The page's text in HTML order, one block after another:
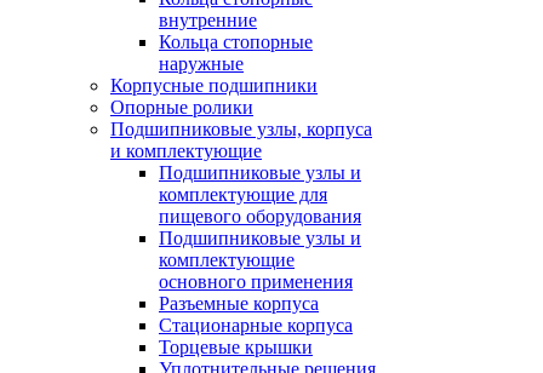
внутренние
Кольца стопорные
наружные
Корпусные подшипники
Опорные ролики
Подшипниковые узлы, корпуса
и комплектующие
Подшипниковые узлы и
комплектующие для
пищевого оборудования
Подшипниковые узлы и
комплектующие
основного применения
Разъемные корпуса
Стационарные корпуса
Торцевые крышки
Уплотнительные решения